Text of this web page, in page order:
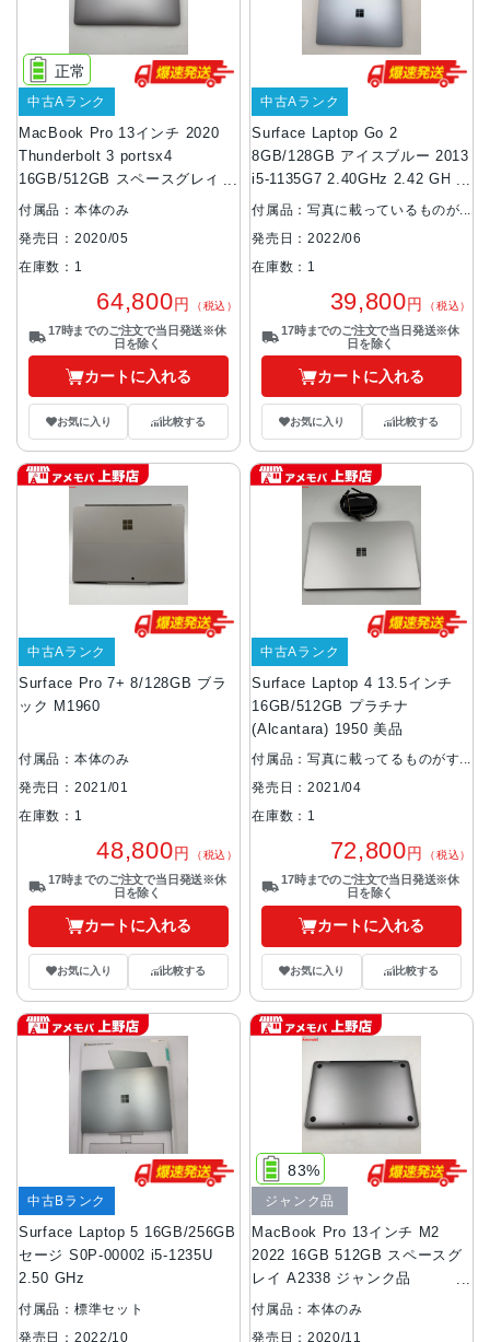
MacBook Pro 13インチ 2020
Thunderbolt 3 portsx4
16GB/512GB スペースグレイ
A2251 Core i7 2.4GHz 訳あり
正常
中古Aランク
付属品：本体のみ
発売日：2020/05
在庫数：1
64,800円 （税込）
17時までのご注文で当日発送※休
日を除く
カートに入れる
お気に入り 比較する
Surface Laptop Go 2
8GB/128GB アイスブルー 2013
i5-1135G7 2.40GHz 2.42 GHz
極美品
中古Aランク
付属品：写真に載っているものが
全てです
発売日：2022/06
在庫数：1
39,800円 （税込）
17時までのご注文で当日発送※休
日を除く
カートに入れる
お気に入り 比較する
Surface Pro 7+ 8/128GB ブラ
ック M1960
中古Aランク
付属品：本体のみ
発売日：2021/01
在庫数：1
48,800円 （税込）
17時までのご注文で当日発送※休
日を除く
カートに入れる
お気に入り 比較する
Surface Laptop 4 13.5インチ
16GB/512GB プラチナ
(Alcantara) 1950 美品
中古Aランク
付属品：写真に載ってるものがす
べてです
発売日：2021/04
在庫数：1
72,800円 （税込）
17時までのご注文で当日発送※休
日を除く
カートに入れる
お気に入り 比較する
Surface Laptop 5 16GB/256GB
セージ S0P-00002 i5-1235U
2.50 GHz
中古Bランク
付属品：標準セット
発売日：2022/10
MacBook Pro 13インチ M2
2022 16GB 512GB スペースグ
レイ A2338 ジャンク品
16GB/512GB
83%
ジャンク品
付属品：本体のみ
発売日：2020/11